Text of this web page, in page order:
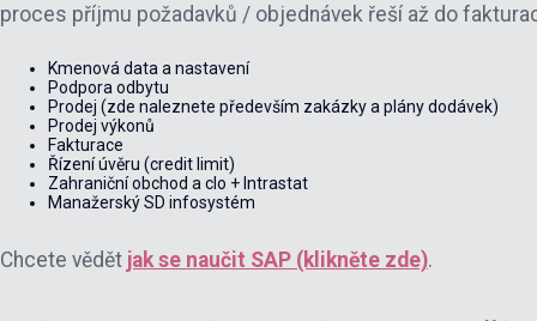
proces příjmu požadavků / objednávek řeší až do
Kmenová data a nastavení
Podpora odbytu
Prodej (zde naleznete především zakázky a plány dodávek)
Prodej výkonů
Fakturace
Řízení úvěru (credit limit)
Zahraniční obchod a clo + Intrastat
Manažerský SD infosystém
Chcete vědět jak se naučit SAP (klikněte zde).